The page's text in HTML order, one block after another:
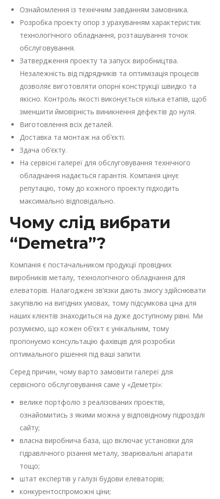
Ознайомлення із технічним завданням замовника.
Розробка проекту опор з урахуванням характеристик
технологічного обладнання, розташування точок
обслуговування.
Затвердження проекту та запуск виробництва.
Незалежність від підрядників та оптимізація процесів
дозволяє виготовляти опорні конструкції швидко та
якісно. Контроль якості виконується кілька етапів, щоб
зменшити ймовірність виникнення дефектів до нуля.
Виготовлення всіх деталей.
Доставка та монтаж на об’єкті.
Здача об’єкту.
На сервісні галереї для обслуговування технічного
обладнання надається гарантія. Компанія цінує
репутацію, тому до кожного проекту підходить
максимально відповідально.
Чому слід вибрати
“Demetra”?
Компанія є постачальником продукції провідних
виробників металу, технологічного обладнання для
елеваторів. Налагоджені зв’язки дають змогу здійснювати
закупівлю на вигідних умовах, тому підсумкова ціна для
наших клієнтів знаходиться на дуже доступному рівні. Ми
розуміємо, що кожен об’єкт є унікальним, тому
пропонуємо консультацію фахівців для розробки
оптимального рішення під ваші запити.
Серед причин, чому варто замовити галереї для
сервісного обслуговування саме у «Деметрі»:
велике портфоліо з реалізованих проектів,
ознайомитись з якими можна у відповідному підрозділі
сайту;
власна виробнича база, що включає установки для
гідравлічного різання металу, зварювальні апарати
тощо;
штат експертів у галузі будови елеваторів;
конкурентоспроможні ціни;